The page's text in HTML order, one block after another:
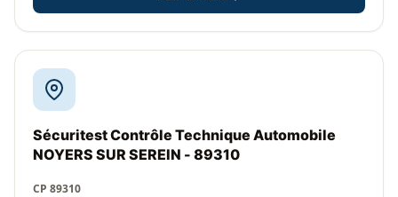
Sécuritest Contrôle Technique Automobile
NOYERS SUR SEREIN - 89310
CP 89310